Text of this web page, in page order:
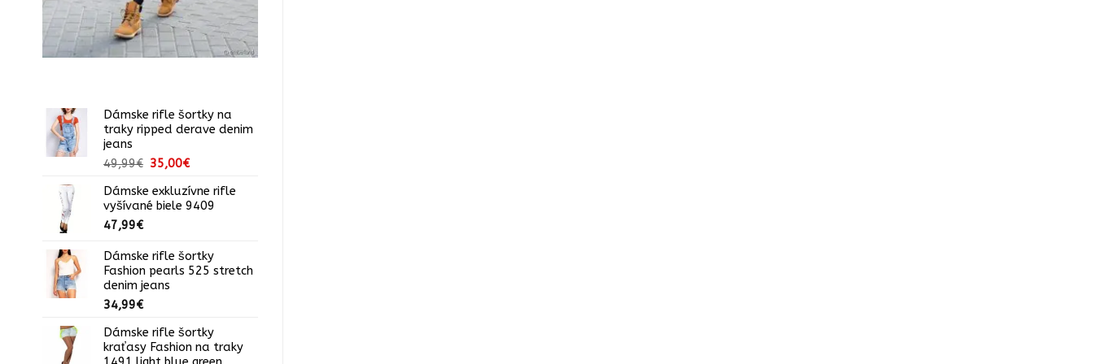
Dámske rifle šortky na
traky ripped derave denim
jeans
49,99€ Pôvodná
bola:
49,99€.
35,00€Aktuálna
je:
35,00€.
Dámske exkluzívne rifle
vyšívané biele 9409
47,99€
Dámske rifle šortky
Fashion pearls 525 stretch
denim jeans
34,99€
Dámske rifle šortky
kraťasy Fashion na traky